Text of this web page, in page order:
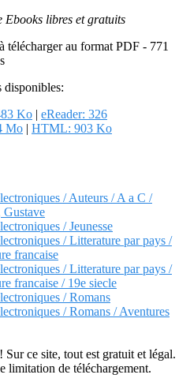
Ebooks libres et gratuits
télécharger au format PDF - 771
disponibles:
Ko | eReader: 326
Mo | HTML: 903 Ko
/ Auteurs / A a C /
/ Jeunesse
/ Litterature par pays /
francaise
/ Litterature par pays /
francaise / 19e siecle
/ Romans
/ Romans / Aventures
ce site, tout est gratuit et légal.
limitation de téléchargement.